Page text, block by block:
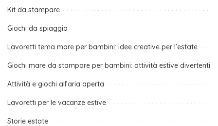
Kit da stampare
Giochi da spiaggia
Lavoretti tema mare per bambini: idee creative per l’estate
Giochi mare da stampare per bambini: attività estive divertenti
Attività e giochi all’aria aperta
Lavoretti per le vacanze estive
Storie estate